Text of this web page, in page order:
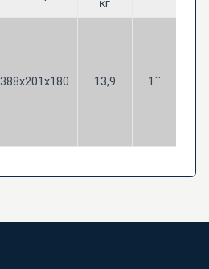
кг
388x201x180 13,9 1``